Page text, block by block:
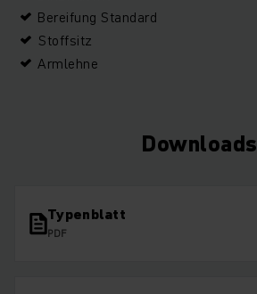
Bereifung Standard
Stoffsitz
Armlehne
Downloads
Typenblatt
PDF